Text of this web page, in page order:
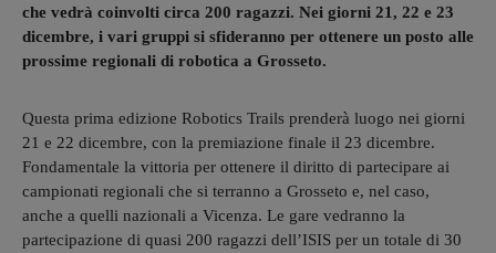
che vedrà coinvolti circa 200 ragazzi. Nei giorni 21, 22 e 23
dicembre, i vari gruppi si sfideranno per ottenere un posto alle
prossime regionali di robotica a Grosseto.
Questa prima edizione Robotics Trails prenderà luogo nei giorni
21 e 22 dicembre, con la premiazione finale il 23 dicembre.
Fondamentale la vittoria per ottenere il diritto di partecipare ai
campionati regionali che si terranno a Grosseto e, nel caso,
anche a quelli nazionali a Vicenza. Le gare vedranno la
partecipazione di quasi 200 ragazzi dell’ISIS per un totale di 30